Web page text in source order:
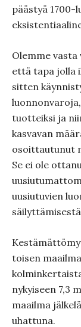
päästyä 1700-
Olemme
että tapa jolla
sitten
tuotteiksi ja
kasvavan
osoittautunut
Se ei ole
uusiutuvien
toisen
nykyiseen 7,3
maailma
uhattuna.